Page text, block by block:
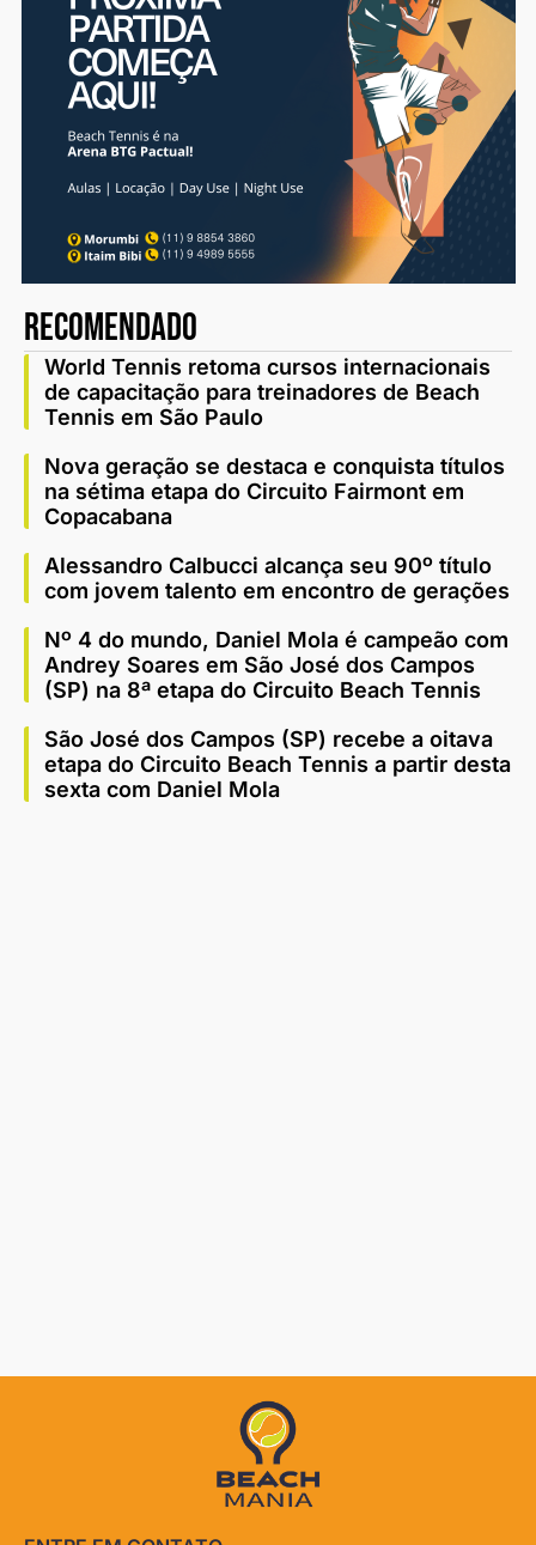
recomendado
World Tennis retoma cursos internacionais
de capacitação para treinadores de Beach
Tennis em São Paulo
Nova geração se destaca e conquista títulos
na sétima etapa do Circuito Fairmont em
Copacabana
Alessandro Calbucci alcança seu 90º título
com jovem talento em encontro de gerações
Nº 4 do mundo, Daniel Mola é campeão com
Andrey Soares em São José dos Campos
(SP) na 8ª etapa do Circuito Beach Tennis
São José dos Campos (SP) recebe a oitava
etapa do Circuito Beach Tennis a partir desta
sexta com Daniel Mola